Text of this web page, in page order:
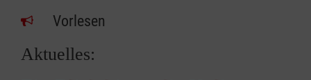
Vorlesen
Aktuelles: